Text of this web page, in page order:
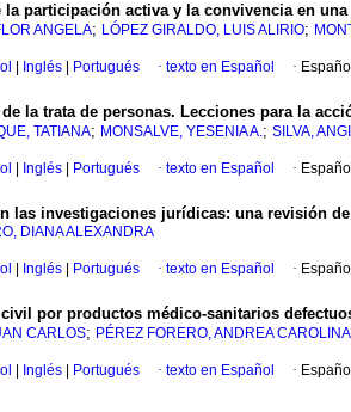
la participación activa y la convivencia en
ANGELA; LÓPEZ GIRALDO, LUIS ALIRIO;
Inglés Portugués · texto en Español ·
la trata de personas. Lecciones para la
TATIANA; MONSALVE, YESENIA A.; SILVA,
Inglés Portugués · texto en Español ·
las investigaciones jurídicas: una revisión
DIANA ALEXANDRA
Inglés Portugués · texto en Español ·
por productos médico-sanitarios
CARLOS; PÉREZ FORERO, ANDREA CAROLINA
Inglés Portugués · texto en Español ·